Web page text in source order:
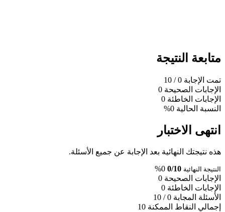
متابعة النتيجة
تمت الإجابة 0
/ 10
الإجابات الصحيحة 0
الإجابات الخاطئة 0
النسبة الحالية 0%
انتهى الاختبار
هذه نتيجتك النهائية بعد الإجابة عن جميع الأسئلة.
النتيجة النهائية 0/10
0%
الإجابات الصحيحة 0
الإجابات الخاطئة 0
الأسئلة المجابة 0 / 10
إجمالي النقاط الممكنة 10